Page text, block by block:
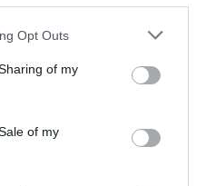
Opt Outs
of my
of my